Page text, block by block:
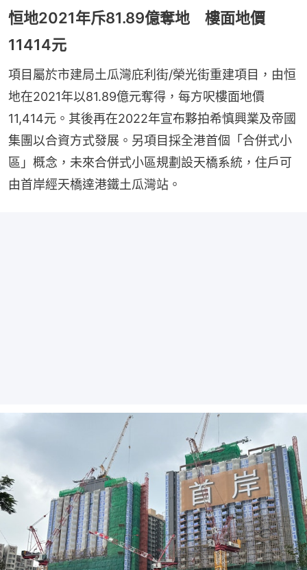
恒地2021年斥81.89億奪地 樓面地價
11414元
項目屬於市建局土瓜灣庇利街/榮光街重建項目，由恒
地在2021年以81.89億元奪得，每方呎樓面地價
11,414元。其後再在2022年宣布夥拍希慎興業及帝國
集團以合資方式發展。另項目採全港首個「合併式小
區」概念，未來合併式小區規劃設天橋系統，住戶可
由首岸經天橋達港鐵土瓜灣站。